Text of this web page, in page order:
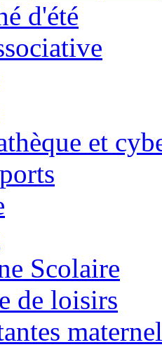
d'été
et
Scolaire
de loisirs